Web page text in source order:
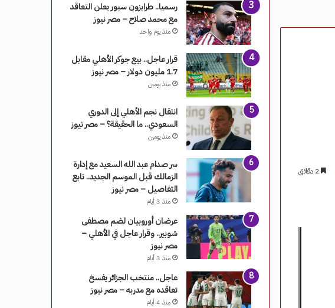
رسميا.. طرابزون سبور يعلن التعاقد
مع محمد صلاح – مصر نيوز
منذ يوم واحد
قرار عاجل.. بيع جوكر الأهلي مقابل
1.7 مليون دولار – مصر نيوز
منذ يومين
انتقال نجم الأهلي إلى الدوري
السعودي.. ما الحقيقة؟ – مصر نيوز
منذ يومين
سر صدام عبد الله السعيد مع إدارة
الزمالك قبل الموسم الجديد.. تابع
التفاصيل – مصر نيوز
منذ 3 أيام
عرضان أوروبيان لضم مصطفى
شوبير.. وقرار عاجل في الأهلي –
مصر نيوز
منذ 3 أيام
عاجل.. منتخب الجزائر يفسخ
تعاقده مع مدربه – مصر نيوز
منذ 4 أيام